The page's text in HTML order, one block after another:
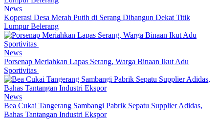
News
Koperasi Desa Merah Putih di Serang Dibangun Dekat Titik
Lumpur Belerang
News
Porsenap Meriahkan Lapas Serang, Warga Binaan Ikut Adu
Sportivitas
News
Bea Cukai Tangerang Sambangi Pabrik Sepatu Supplier Adidas,
Bahas Tantangan Industri Ekspor